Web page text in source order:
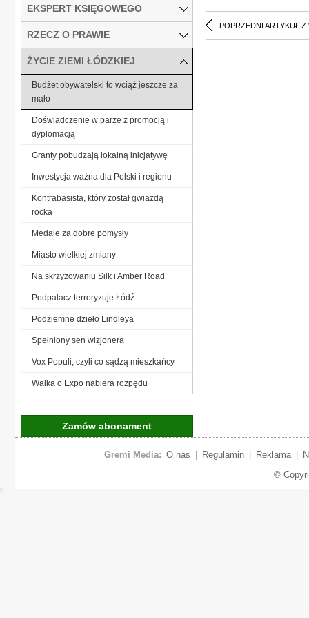
POPRZEDNI ARTYKUŁ Z
EKSPERT KSIĘGOWEGO
RZECZ O PRAWIE
ŻYCIE ZIEMI ŁÓDZKIEJ
Budżet obywatelski to wciąż jeszcze za
mało
Doświadczenie w parze z promocją i
dyplomacją
Granty pobudzają lokalną inicjatywę
Inwestycja ważna dla Polski i regionu
Kontrabasista, który został gwiazdą
rocka
Medale za dobre pomysły
Miasto wielkiej zmiany
Na skrzyżowaniu Silk i Amber Road
Podpalacz terroryzuje Łódź
Podziemne dzieło Lindleya
Spełniony sen wizjonera
Vox Populi, czyli co sądzą mieszkańcy
Walka o Expo nabiera rozpędu
Zamów abonament
Gremi Media: O nas Regulamin Reklama
©